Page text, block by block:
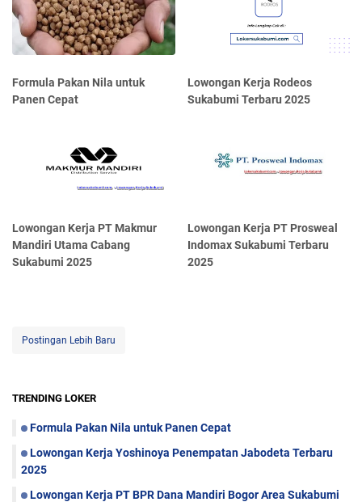
Formula Pakan Nila untuk
Panen Cepat
Lowongan Kerja Rodeos
Sukabumi Terbaru 2025
Lowongan Kerja PT Makmur
Mandiri Utama Cabang
Sukabumi 2025
Lowongan Kerja PT Prosweal
Indomax Sukabumi Terbaru
2025
Postingan Lebih Baru
TRENDING LOKER
Formula Pakan Nila untuk Panen Cepat
Lowongan Kerja Yoshinoya Penempatan Jabodeta Terbaru
2025
Lowongan Kerja PT BPR Dana Mandiri Bogor Area Sukabumi